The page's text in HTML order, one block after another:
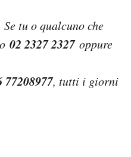
Se tu o qualcuno che
02 2327 2327 oppure
77208977, tutti i giorni